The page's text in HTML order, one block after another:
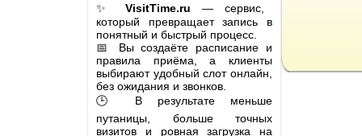
✨ VisitTime.ru — сервис,
который превращает запись в
понятный и быстрый процесс.
📅 Вы создаёте расписание и
правила приёма, а клиенты
выбирают удобный слот онлайн,
без ожидания и звонков.
🕒 В результате меньше
путаницы, больше точных
визитов и ровная загрузка на